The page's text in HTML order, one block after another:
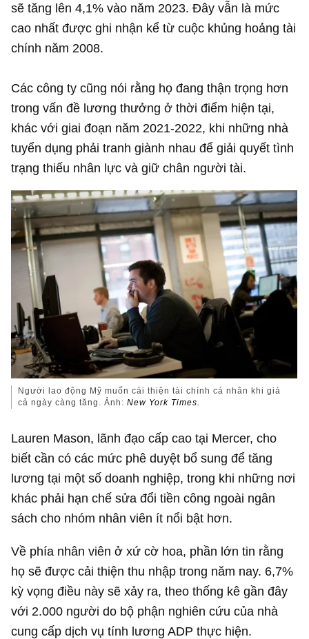
sẽ tăng lên 4,1% vào năm 2023. Đây vẫn là mức
cao nhất được ghi nhận kể từ cuộc khủng hoảng tài
chính năm 2008.
Các công ty cũng nói rằng họ đang thận trọng hơn
trong vấn đề lương thưởng ở thời điểm hiện tại,
khác với giai đoạn năm 2021-2022, khi những nhà
tuyển dụng phải tranh giành nhau để giải quyết tình
trạng thiếu nhân lực và giữ chân người tài.
Người lao động Mỹ muốn cải thiện tài chính cá nhân khi giá
cả ngày càng tăng. Ảnh:New York Times.
Lauren Mason, lãnh đạo cấp cao tại Mercer, cho
biết cần có các mức phê duyệt bổ sung để tăng
lương tại một số doanh nghiệp, trong khi những nơi
khác phải hạn chế sửa đổi tiền công ngoài ngân
sách cho nhóm nhân viên ít nổi bật hơn.
Về phía nhân viên ở xứ cờ hoa, phần lớn tin rằng
họ sẽ được cải thiện thu nhập trong năm nay. 6,7%
kỳ vọng điều này sẽ xảy ra, theo thống kê gần đây
với 2.000 người do bộ phận nghiên cứu của nhà
cung cấp dịch vụ tính lương ADP thực hiện.